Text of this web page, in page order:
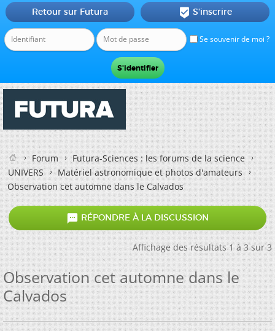
Se souvenir de moi ?
Retour sur Futura  S'inscrire
Forum
Futura-Sciences : les forums de la science
UNIVERS
Matériel astronomique et photos d'amateurs
Observation cet automne dans le Calvados
 RÉPONDRE À LA DISCUSSION
Affichage des résultats 1 à 3 sur 3
Observation cet automne dans le
Calvados